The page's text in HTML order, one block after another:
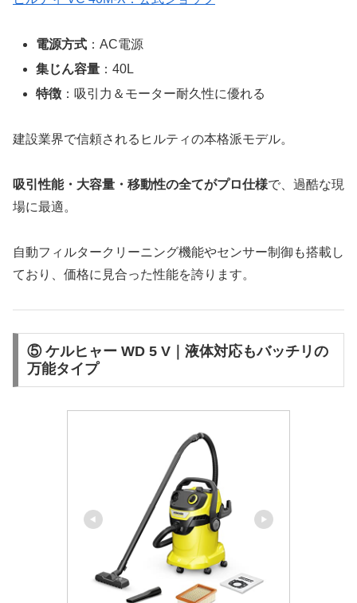
電源方式 ：AC電源
集じん容量 ：40L
特徴 ：吸引力＆モーター耐久性に優れる
建設業界で信頼されるヒルティの本格派モデル。
吸引性能・大容量・移動性の全てがプロ仕様で、過酷な現
場に最適。
自動フィルタークリーニング機能やセンサー制御も搭載し
ており、価格に見合った性能を誇ります。
⑤ ケルヒャー WD 5 V｜液体対応もバッチリの
万能タイプ